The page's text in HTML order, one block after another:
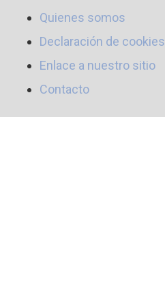
Quienes somos
Declaración de cookies
Enlace a nuestro sitio
Contacto